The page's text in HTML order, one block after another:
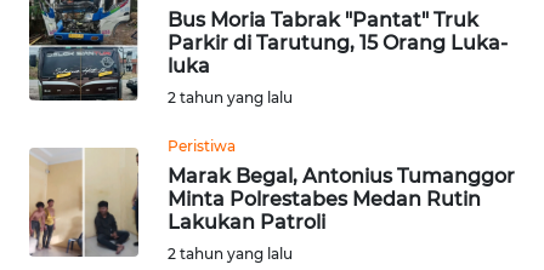
Bus Moria Tabrak "Pantat" Truk
Parkir di Tarutung, 15 Orang Luka-
luka
2 tahun yang lalu
Peristiwa
Marak Begal, Antonius Tumanggor
Minta Polrestabes Medan Rutin
Lakukan Patroli
2 tahun yang lalu
WN
KALBAR
WN
WN
KALTARA